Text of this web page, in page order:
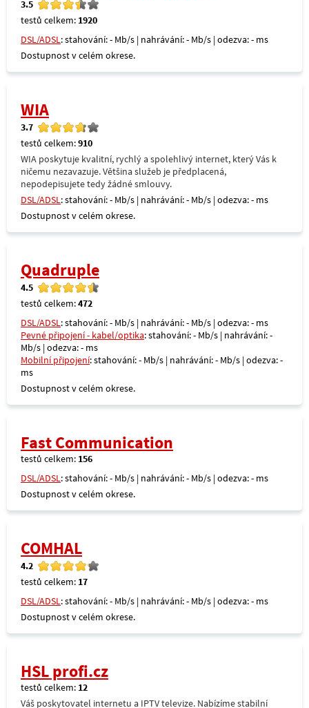
3.5
testů celkem: 1920
DSL/ADSL: stahování: - Mb/s | nahrávání: - Mb/s | odezva: - ms
Dostupnost v celém okrese.
WIA
3.7
testů celkem:910
WIA poskytuje kvalitní, rychlý a spolehlivý internet, který Vás k
ničemu nezavazuje. Většina služeb je předplacená,
nepodepisujete tedy žádné smlouvy.
DSL/ADSL: stahování: - Mb/s | nahrávání: - Mb/s | odezva: - ms
Dostupnost v celém okrese.
Quadruple
4.5
testů celkem:472
DSL/ADSL: stahování: - Mb/s | nahrávání: - Mb/s | odezva: - ms
Pevné připojení - kabel/optika: stahování: - Mb/s | nahrávání: -
Mb/s | odezva: - ms
Mobilní připojení: stahování: - Mb/s | nahrávání: - Mb/s | odezva: -
ms
Dostupnost v celém okrese.
Fast Communication
testů celkem: 156
DSL/ADSL: stahování: - Mb/s | nahrávání: - Mb/s | odezva: - ms
Dostupnost v celém okrese.
COMHAL
4.2
testů celkem: 17
DSL/ADSL: stahování: - Mb/s | nahrávání: - Mb/s | odezva: - ms
Dostupnost v celém okrese.
HSL profi.cz
testů celkem: 12
Váš poskytovatel internetu a IPTV televize. Nabízíme stabilní